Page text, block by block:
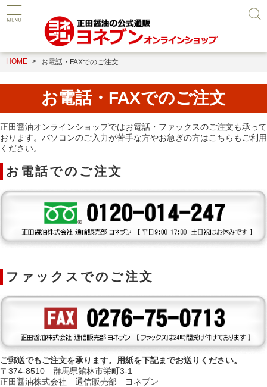
HOME お電話・FAXでのご注文
お電話・FAXでのご注文
正田醤油オンラインショップではお電話・ファックスのご注文も承って
おります。パソコンのご入力が苦手な方やお急ぎの方はこちらもご利用
ください。
お電話でのご注文
ファックスでのご注文
ご郵送でもご注文を承ります。用紙を下記までお送りください。
〒374-8510 群馬県館林市栄町3-1
正田醤油株式会社 通信販売部 ヨネブン